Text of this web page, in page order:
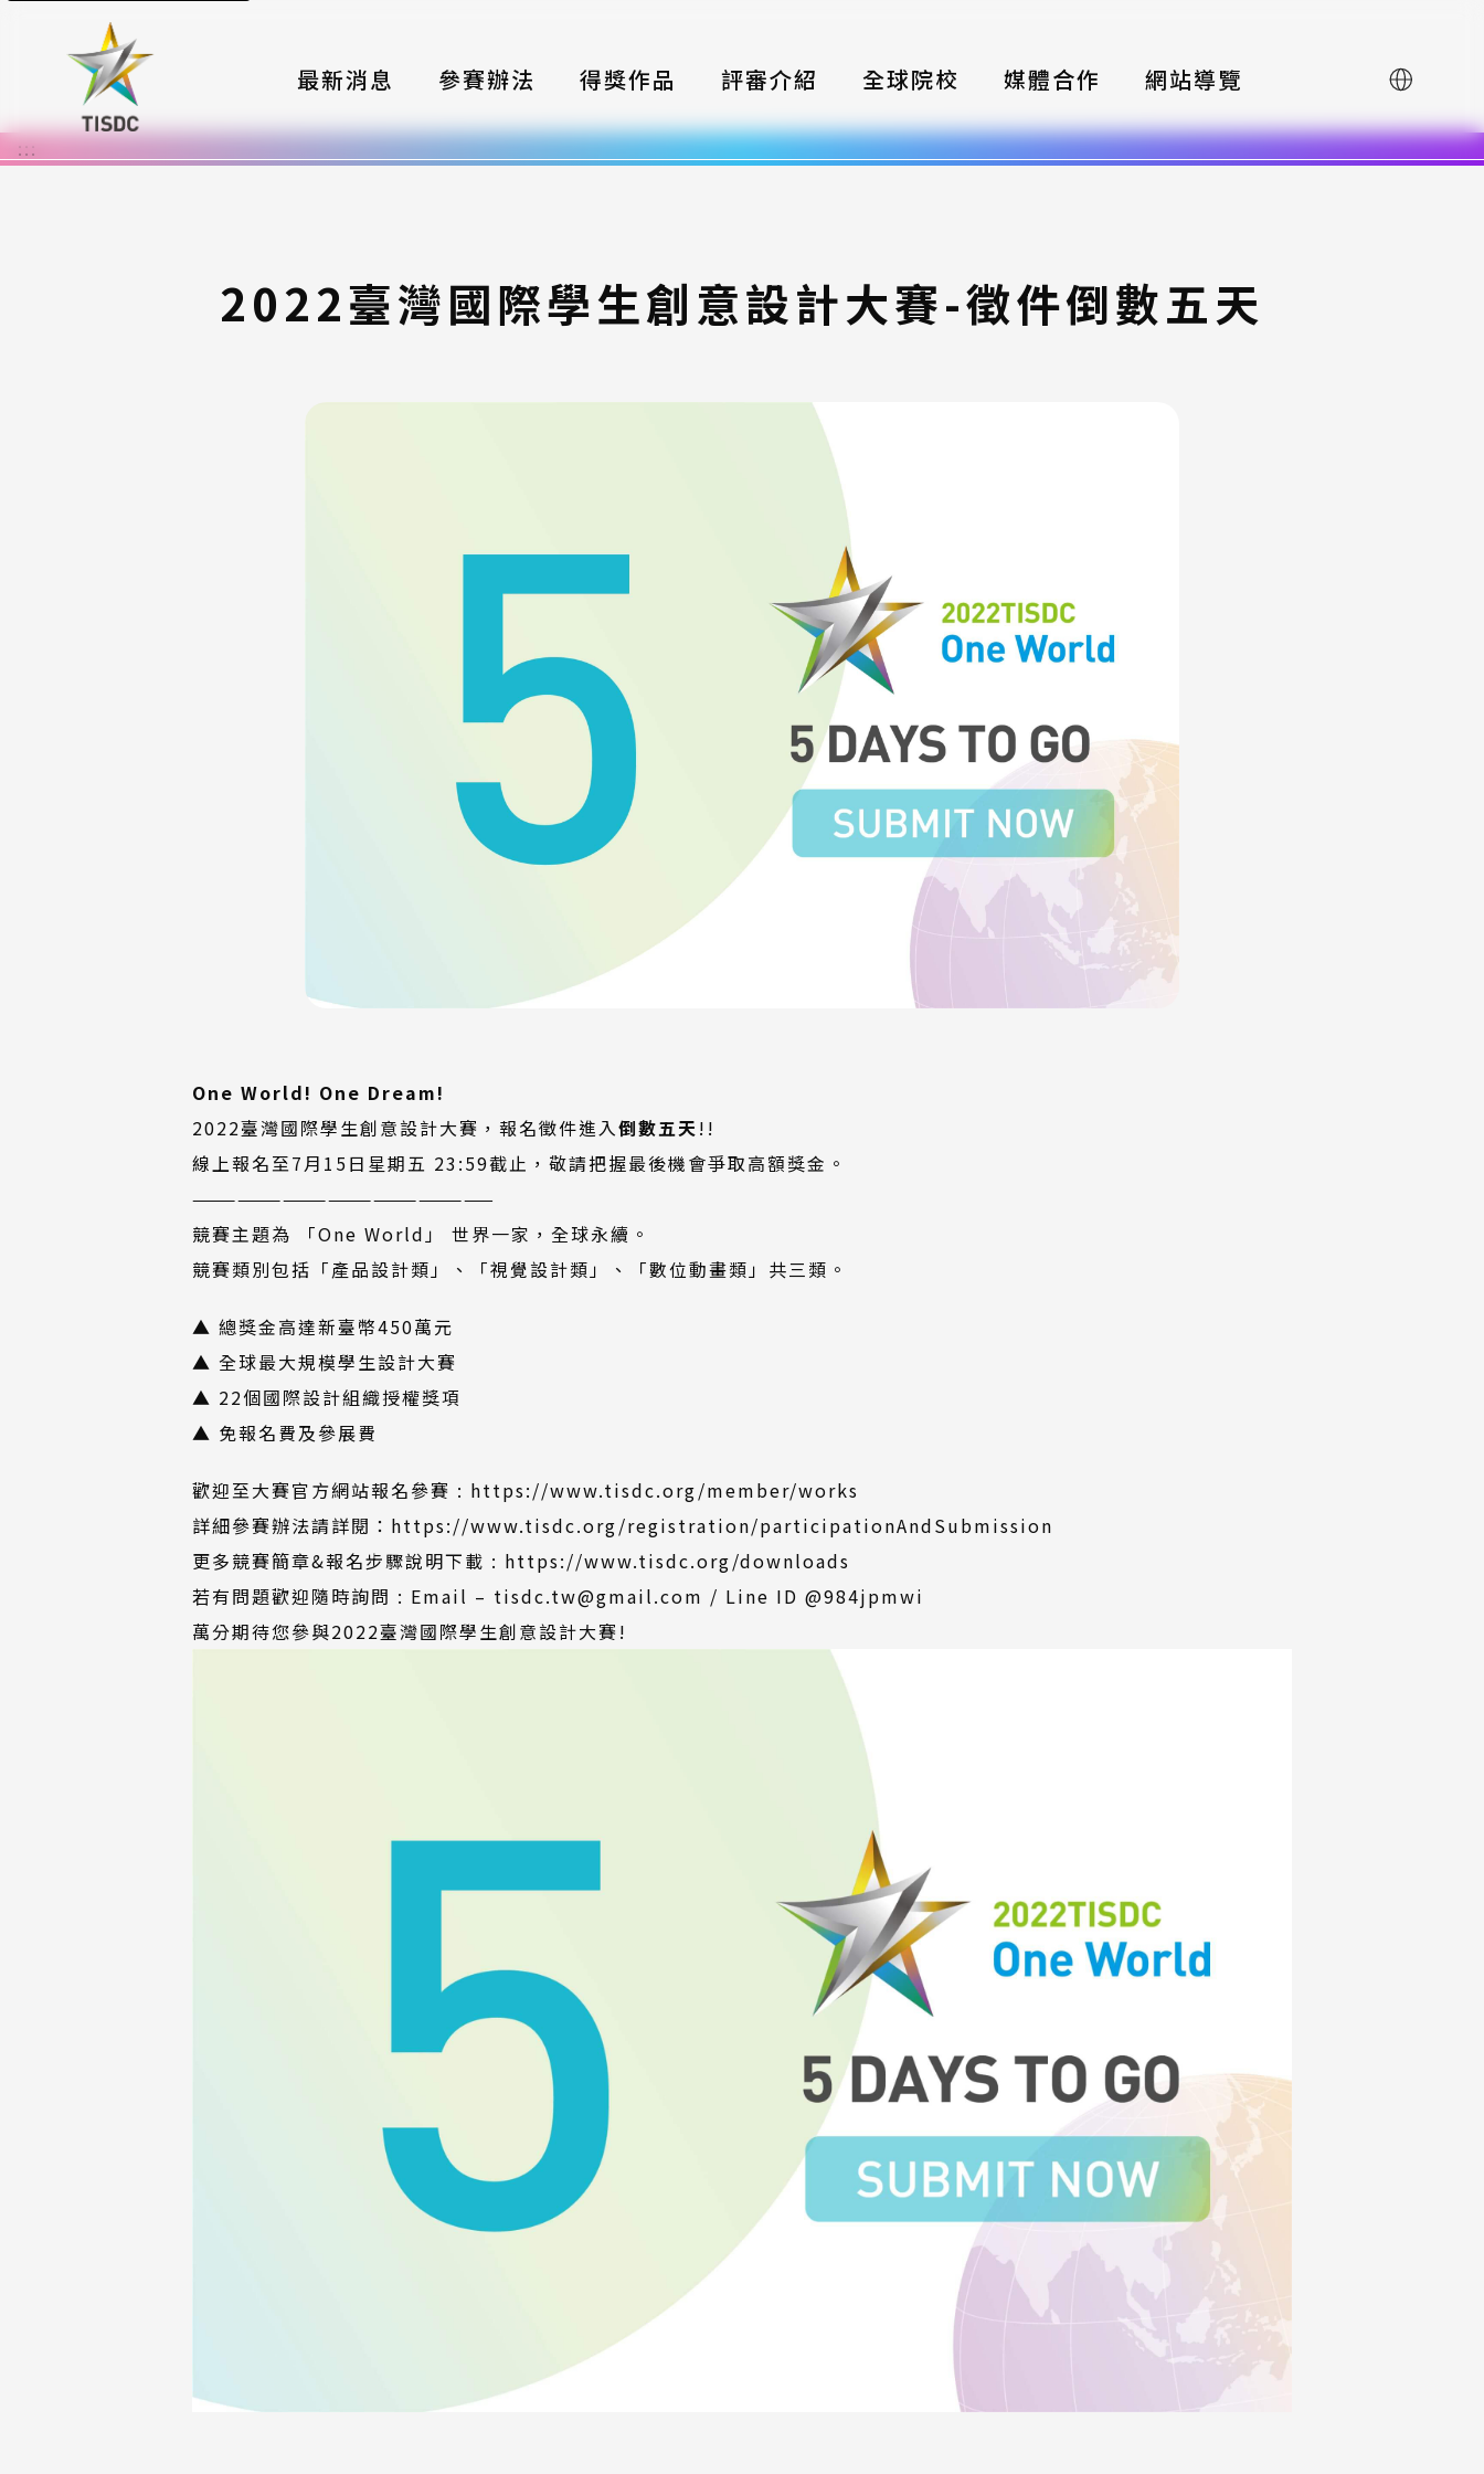
最新消息 參賽辦法
大賽組織
報名格式
簡章與年鑑
得獎作品 評審介紹 全球院校 媒體合作 網站導覽 English
:::
2022臺灣國際學生創意設計大賽-徵件倒數五天
One World! One Dream!
2022臺灣國際學生創意設計大賽，報名徵件進入倒數五天!!
線上報名至7月15日星期五 23:59截止，敬請把握最後機會爭取高額獎金。
————————————————————
競賽主題為 「One World」 世界一家，全球永續。
競賽類別包括「產品設計類」、「視覺設計類」、「數位動畫類」共三類。
▲ 總獎金高達新臺幣450萬元
▲ 全球最大規模學生設計大賽
▲ 22個國際設計組織授權獎項
▲ 免報名費及參展費
歡迎至大賽官方網站報名參賽 : https://www.tisdc.org/member/works
開
窗）
詳細參賽辦法請詳閱： https://www.tisdc.org/registration/participationAndSubmission
更多競賽簡章&報名步驟說明下載 : https://www.tisdc.org/downloads
開
若有問題歡迎隨時詢問 : Email – tisdc.tw@gmail.com / Line ID @984jpmwi
萬分期待您參與2022臺灣國際學生創意設計大賽!